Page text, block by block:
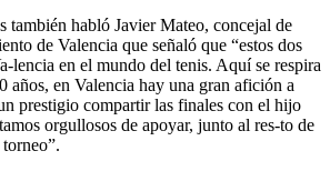
también habló Javier Mateo, concejal de
de Valencia que señaló que “estos dos
lencia en el mundo del tenis. Aquí se respira
años, en Valencia hay una gran afición a
prestigio compartir las finales con el hijo
orgullosos de apoyar, junto al res-to de